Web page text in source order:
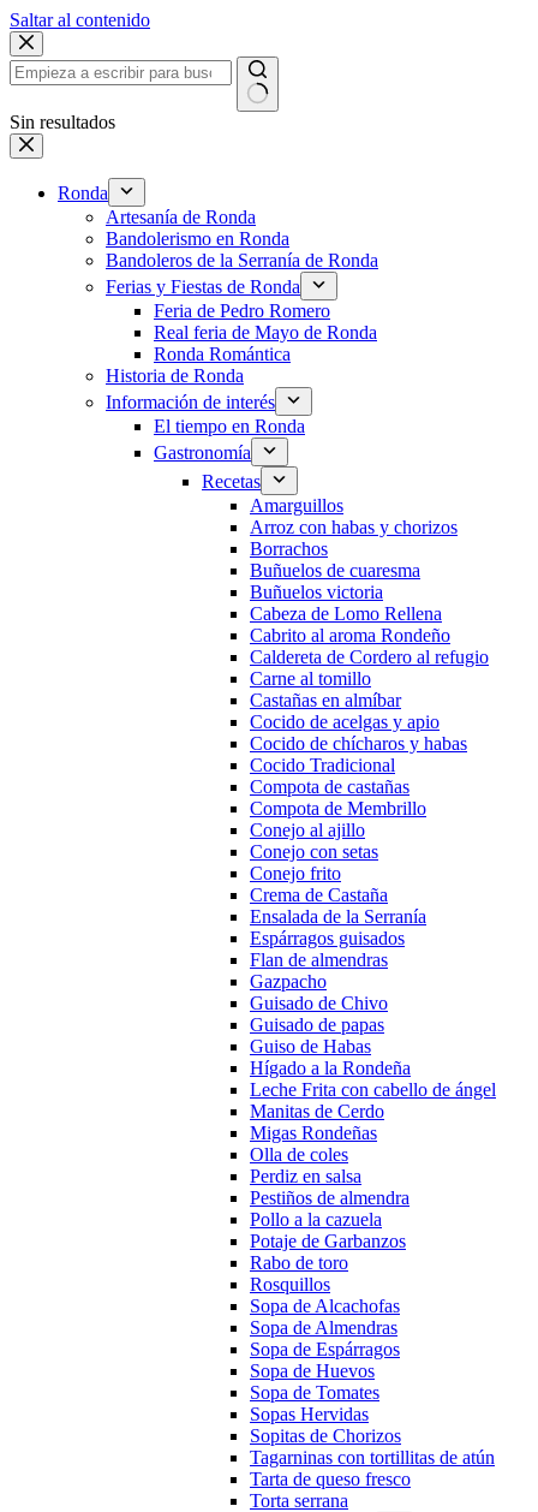
Saltar al contenido
Sin resultados
Ronda
Artesanía de Ronda
Bandolerismo en Ronda
Bandoleros de la Serranía de Ronda
Ferias y Fiestas de Ronda
Feria de Pedro Romero
Real feria de Mayo de Ronda
Ronda Romántica
Historia de Ronda
Información de interés
El tiempo en Ronda
Gastronomía
Recetas
Amarguillos
Arroz con habas y chorizos
Borrachos
Buñuelos de cuaresma
Buñuelos victoria
Cabeza de Lomo Rellena
Cabrito al aroma Rondeño
Caldereta de Cordero al refugio
Carne al tomillo
Castañas en almíbar
Cocido de acelgas y apio
Cocido de chícharos y habas
Cocido Tradicional
Compota de castañas
Compota de Membrillo
Conejo al ajillo
Conejo con setas
Conejo frito
Crema de Castaña
Ensalada de la Serranía
Espárragos guisados
Flan de almendras
Gazpacho
Guisado de Chivo
Guisado de papas
Guiso de Habas
Hígado a la Rondeña
Leche Frita con cabello de ángel
Manitas de Cerdo
Migas Rondeñas
Olla de coles
Perdiz en salsa
Pestiños de almendra
Pollo a la cazuela
Potaje de Garbanzos
Rabo de toro
Rosquillos
Sopa de Alcachofas
Sopa de Almendras
Sopa de Espárragos
Sopa de Huevos
Sopa de Tomates
Sopas Hervidas
Sopitas de Chorizos
Tagarninas con tortillitas de atún
Tarta de queso fresco
Torta serrana